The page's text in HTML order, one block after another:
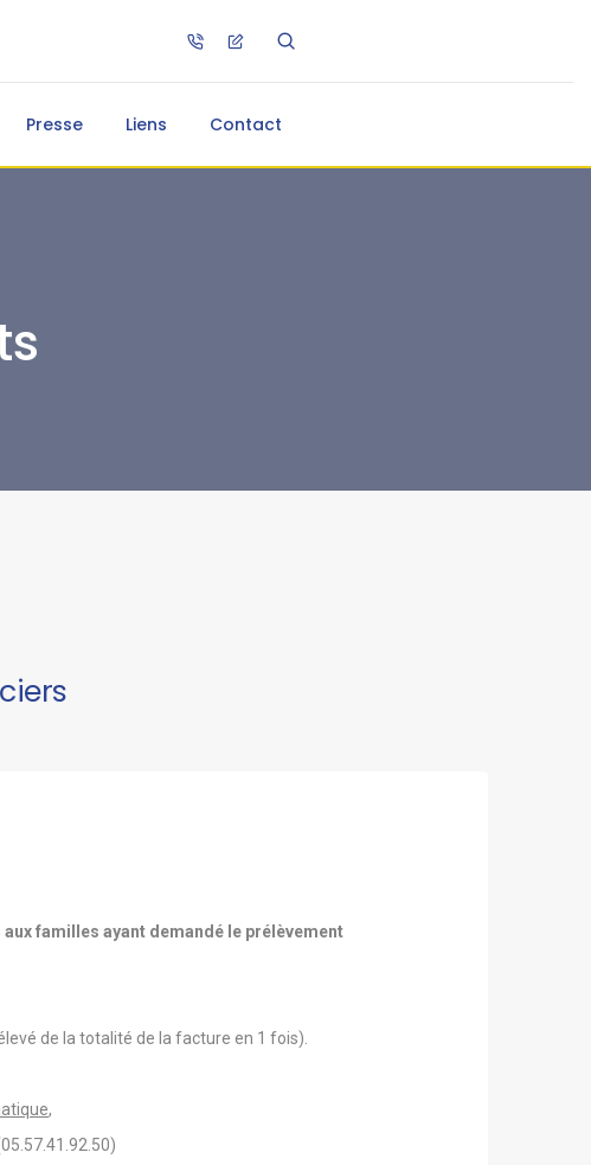
Presse Liens Contact
aux familles ayant demandé le prélèvement
de la totalité de la facture en 1 fois).
,